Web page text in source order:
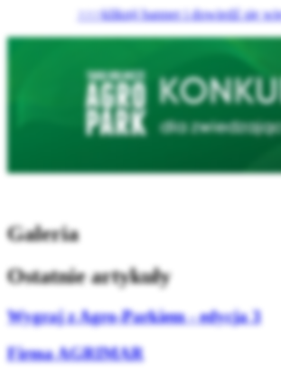
>>>kliknij banner i dowiedź się
Galeria
Ostatnie artykuły
Wygraj z Agro-Parkiem - edycja 3
Firma AGRIMAR